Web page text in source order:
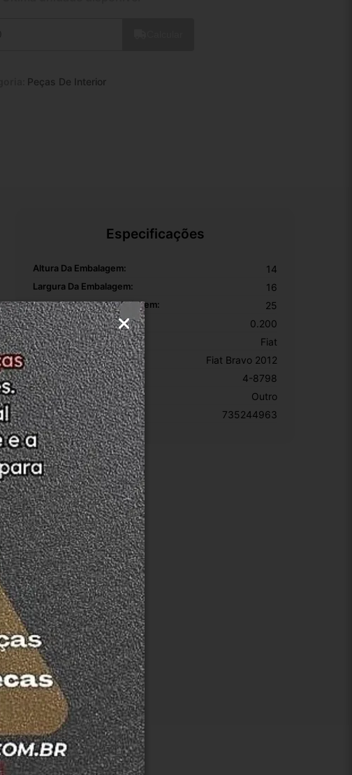
Peças De Interior
Especificações
Altura Da Embalagem: 14
Largura Da Embalagem: 16
Comprimento Da Embalagem: 25
Peso Da Embalagem: 0.200
Marca: Fiat
Modelo: Fiat Bravo 2012
SKU: 4-8798
Motivo De GTIN Vazio: Outro
Número De Peça: 735244963